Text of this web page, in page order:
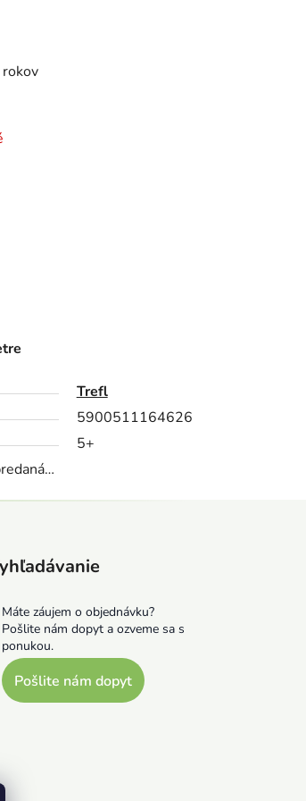
Trefl
5900511164626
5+
Máte záujem o objednávku?
Pošlite nám dopyt a ozveme sa s
ponukou.
Pošlite nám dopyt